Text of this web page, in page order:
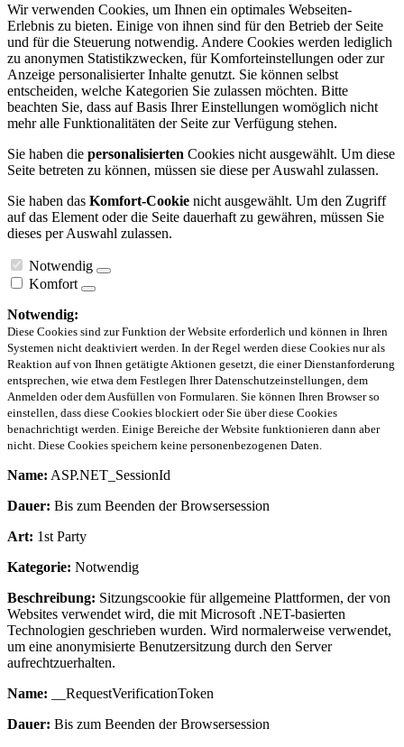
Wir verwenden Cookies, um Ihnen ein optimales Webseiten-
Erlebnis zu bieten. Einige von ihnen sind für den Betrieb der Seite
und für die Steuerung notwendig. Andere Cookies werden lediglich
zu anonymen Statistikzwecken, für Komforteinstellungen oder zur
Anzeige personalisierter Inhalte genutzt. Sie können selbst
entscheiden, welche Kategorien Sie zulassen möchten. Bitte
beachten Sie, dass auf Basis Ihrer Einstellungen womöglich nicht
mehr alle Funktionalitäten der Seite zur Verfügung stehen.
Sie haben die personalisierten Cookies nicht ausgewählt. Um diese
Seite betreten zu können, müssen sie diese per Auswahl zulassen.
Sie haben das Komfort-Cookie nicht ausgewählt. Um den Zugriff
auf das Element oder die Seite dauerhaft zu gewähren, müssen Sie
dieses per Auswahl zulassen.
Notwendig
Komfort
Notwendig:
Diese Cookies sind zur Funktion der Website erforderlich und können in Ihren
Systemen nicht deaktiviert werden. In der Regel werden diese Cookies nur als
Reaktion auf von Ihnen getätigte Aktionen gesetzt, die einer Dienstanforderung
entsprechen, wie etwa dem Festlegen Ihrer Datenschutzeinstellungen, dem
Anmelden oder dem Ausfüllen von Formularen. Sie können Ihren Browser so
einstellen, dass diese Cookies blockiert oder Sie über diese Cookies
benachrichtigt werden. Einige Bereiche der Website funktionieren dann aber
nicht. Diese Cookies speichern keine personenbezogenen Daten.
Name: ASP.NET_SessionId
Dauer: Bis zum Beenden der Browsersession
Art: 1st Party
Kategorie: Notwendig
Beschreibung: Sitzungscookie für allgemeine Plattformen, der von
Websites verwendet wird, die mit Microsoft .NET-basierten
Technologien geschrieben wurden. Wird normalerweise verwendet,
um eine anonymisierte Benutzersitzung durch den Server
aufrechtzuerhalten.
Name: __RequestVerificationToken
Dauer: Bis zum Beenden der Browsersession